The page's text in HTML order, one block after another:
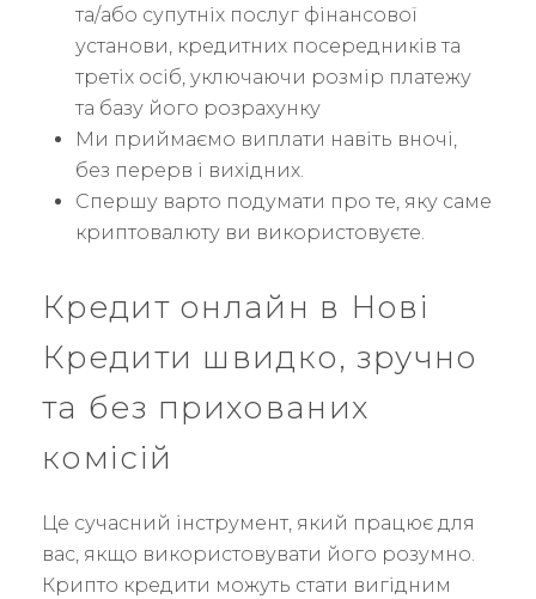
та/або супутніх послуг фінансової
установи, кредитних посередників та
третіх осіб, уключаючи розмір платежу
та базу його розрахунку
Ми приймаємо виплати навіть вночі,
без перерв і вихідних.
Спершу варто подумати про те, яку саме
криптовалюту ви використовуєте.
Кредит онлайн в Нові
Кредити швидко, зручно
та без прихованих
комісій
Це сучасний інструмент, який працює для
вас, якщо використовувати його розумно.
Крипто кредити можуть стати вигідним